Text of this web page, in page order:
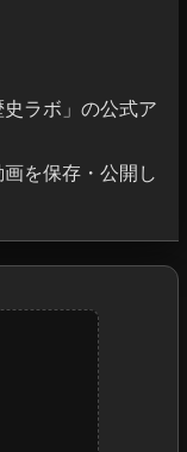
ラボ」の公式ア
を保存・公開し